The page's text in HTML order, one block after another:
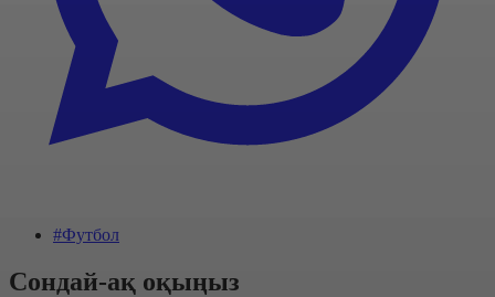
#Футбол
Сондай-ақ оқыңыз